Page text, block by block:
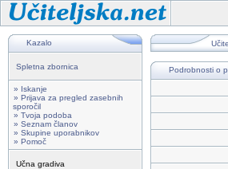
Kazalo
Spletna zbornica
» Iskanje
» Prijava za pregled zasebnih
sporočil
» Tvoja podoba
» Seznam članov
» Skupine uporabnikov
» Pomoč
Učna gradiva
Podrobnosti o